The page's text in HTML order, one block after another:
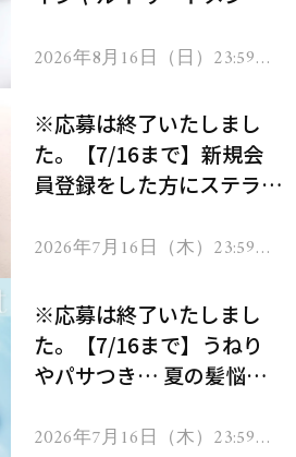
2026年8月16日（日）23:59ま
※応募は終了いたしまし
た。【7/16まで】新規会
員登録をした方にステラボ
ヘアドライヤー ジュエル
2026年7月16日（木）23:59ま
※応募は終了いたしまし
た。【7/16まで】うねり
やパサつき… 夏の髪悩み
ムを13名様にプレゼン
2026年7月16日（木）23:59ま